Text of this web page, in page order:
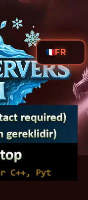
FR